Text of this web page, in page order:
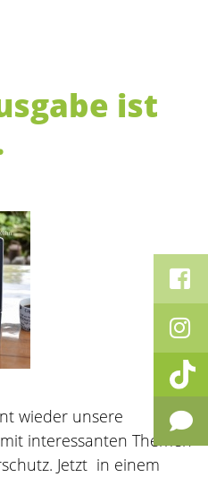
ist
wieder unsere
interessanten Themen
Jetzt in einem